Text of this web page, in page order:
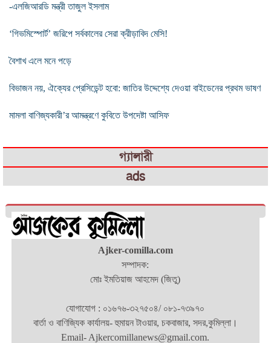
-এলজিআরডি মন্ত্রী তাজুল ইসলাম
‘গিভমিস্পোর্ট’ জরিপে সর্বকালের সেরা ক্রীড়াবিদ মেসি!
বৈশাখ এলে মনে পড়ে
বিভাজন নয়, ঐক্যের প্রেসিডেন্ট হবো: জাতির উদ্দেশ্যে দেওয়া বাইডেনের প্রথম ভাষণ
মামলা বাণিজ্যকারী’র আমন্ত্রণে কুবিতে উপদেষ্টা আসিফ
গ্যালারী
ads
Ajker-comilla.com
সম্পাদক:
মোঃ ইমতিয়াজ আহমেদ (জিতু)
যোগাযোগ : ০১৬৭৬-৩২৭৫০৪/ ০৮১-৭৩৯৭০
বার্তা ও বাণিজ্যিক কার্যালয়- হুমায়ন টাওয়ার, চকবাজার, সদর,কুমিল্লা।
Email- Ajkercomillanews@gmail.com.